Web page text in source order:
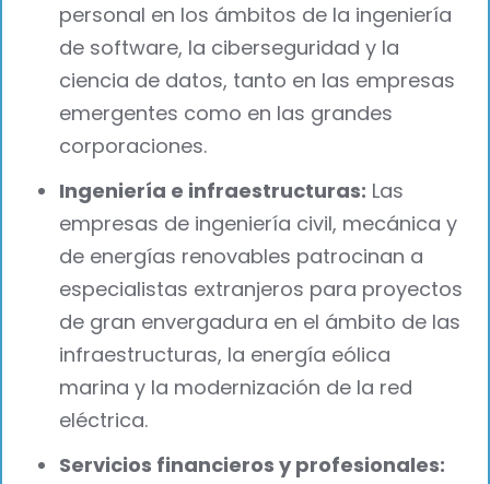
personal en los ámbitos de la ingeniería
de software, la ciberseguridad y la
ciencia de datos, tanto en las empresas
emergentes como en las grandes
corporaciones.
Ingeniería e infraestructuras: Las
empresas de ingeniería civil, mecánica y
de energías renovables patrocinan a
especialistas extranjeros para proyectos
de gran envergadura en el ámbito de las
infraestructuras, la energía eólica
marina y la modernización de la red
eléctrica.
Servicios financieros y profesionales: